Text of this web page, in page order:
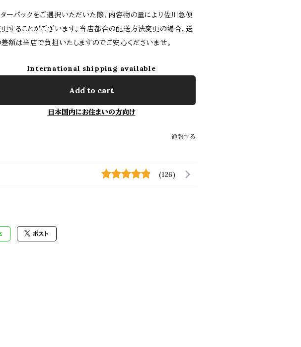
ーパックをご選択いただいた際、内容物の量により佐川急便
することがございます。当店都合の配送方法変更の場合、送
額は当店で負担いたしますのでご安心くださいませ。
International shipping available
Add to cart
日本国内にお住まいの方向け
通報する
(126)
ポスト